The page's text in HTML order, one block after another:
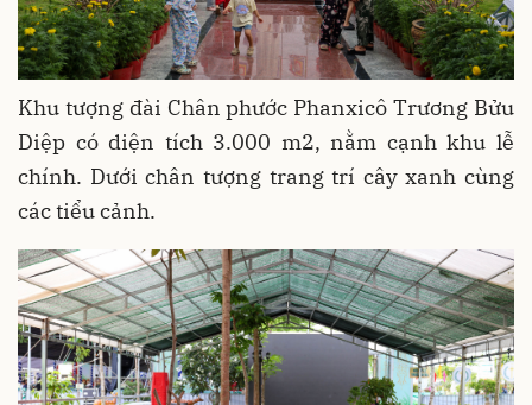
Khu tượng đài Chân phước Phanxicô Trương Bửu
Diệp có diện tích 3.000 m2, nằm cạnh khu lễ
chính. Dưới chân tượng trang trí cây xanh cùng
các tiểu cảnh.